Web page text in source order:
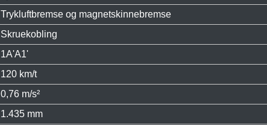
Trykluftbremse og magnetskinnebremse
Skruekobling
1A'A1'
120 km/t
0,76 m/s²
1.435 mm